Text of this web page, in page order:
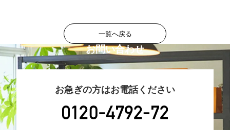
一覧へ戻る
お問い合わせ
お急ぎの方はお電話ください